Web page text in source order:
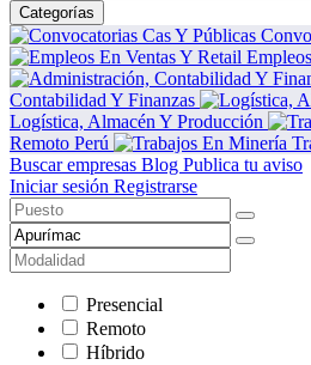
Categorías
Contabilidad Y Finanzas
Logística, Almacén Y Producción
Remoto Perú
Buscar empresas Blog Publica tu aviso
Iniciar sesión Registrarse
Presencial
Remoto
Híbrido